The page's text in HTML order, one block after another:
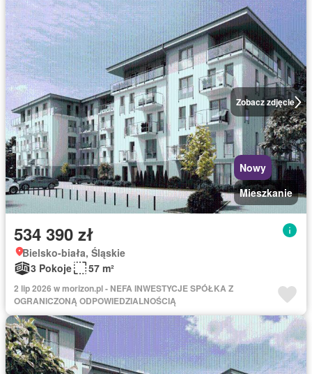
Zobacz zdjęcie
Nowy
Mieszkanie
534 390 zł
Bielsko-biała, Śląskie
3 Pokoje
57 m²
2 lip 2026 w morizon.pl - NEFA INWESTYCJE SPÓŁKA Z
OGRANICZONĄ ODPOWIEDZIALNOŚCIĄ